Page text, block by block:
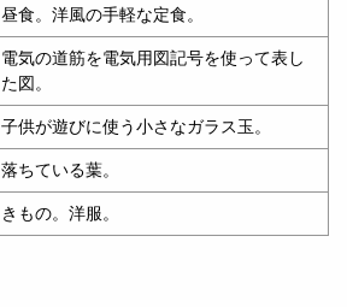
昼食。洋風の手軽な定食。
電気の道筋を電気用図記号を使って表し
た図。
子供が遊びに使う小さなガラス玉。
落ちている葉。
きもの。洋服。